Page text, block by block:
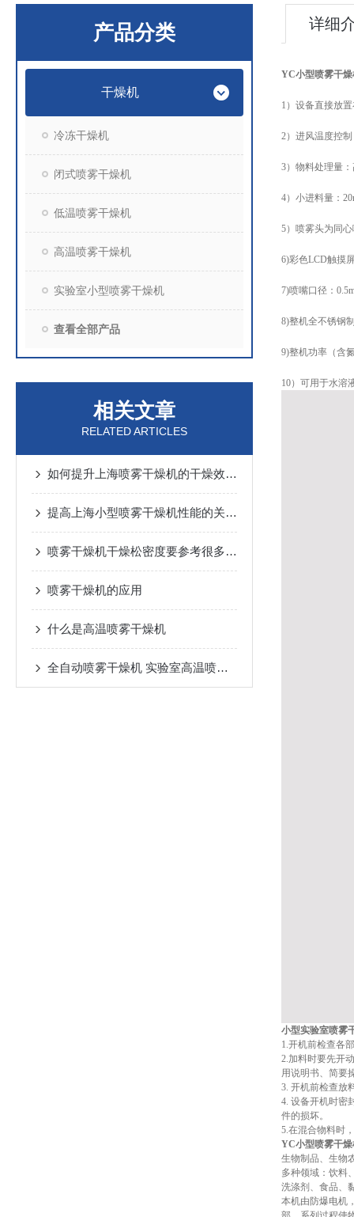
产品分类
干燥机
冷冻干燥机
闭式喷雾干燥机
低温喷雾干燥机
高温喷雾干燥机
实验室小型喷雾干燥机
查看全部产品
相关文章
RELATED ARTICLES
如何提升上海喷雾干燥机的干燥效率与产品质量
提高上海小型喷雾干燥机性能的关键技术
喷雾干燥机干燥松密度要参考很多方面的因素才能决定
喷雾干燥机的应用
什么是高温喷雾干燥机
全自动喷雾干燥机 实验室高温喷雾干燥机价格多少
详细
YC小型喷雾干
1）设备直接放
2）进风温度控
3）物料处理量
4）小进料量：
5）喷雾头为同
6)彩色LCD触摸
7)喷嘴口径：
8)整机全不锈钢
9)整机功率（含
10）可用于水溶
小型实验室喷雾
1.开机前检查各
2.加料时要先开
用说明书、简要
3. 开机前检查放
4. 设备开机时密
件的损坏。
5.在混合物料时
YC小型喷雾干
生物制品、生物
多种领域：饮料
洗涤剂、食品、
本机由防爆电机